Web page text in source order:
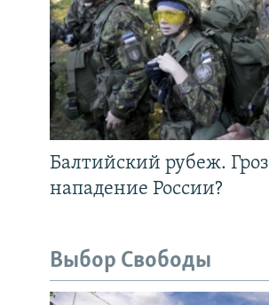
Балтийский рубеж.
нападение России?
Выбор Свободы